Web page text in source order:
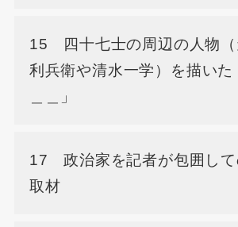
15 四十七士の周辺の人物（
利兵衛や清水一学）を描いた
＿＿」
17 政治家を記者が包囲して
取材